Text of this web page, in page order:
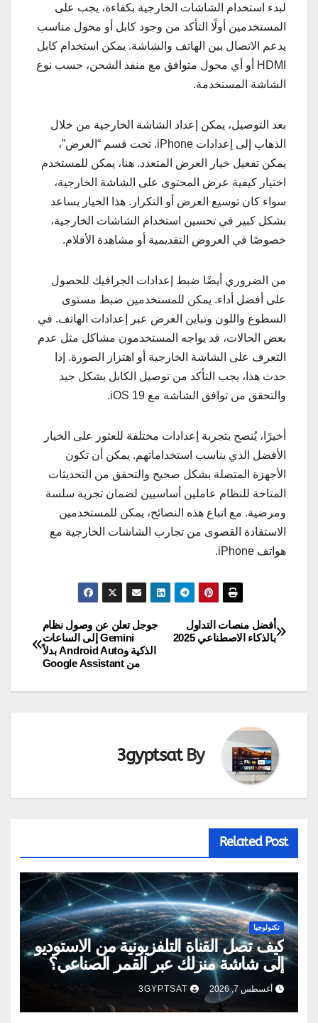
لبدء استخدام الشاشات الخارجية بكفاءة، يجب على
المستخدمين أولًا التأكد من وجود كابل أو محول مناسب
يدعم الاتصال بين الهاتف والشاشة. يمكن استخدام كابل
HDMI أو أي محول متوافق مع منفذ الشحن، حسب نوع
الشاشة المستخدمة.
بعد التوصيل، يمكن إعداد الشاشة الخارجية من خلال
الذهاب إلى إعدادات iPhone. تحت قسم “العرض”،
يمكن تفعيل خيار العرض المتعدد. هنا، يمكن للمستخدم
اختيار كيفية عرض المحتوى على الشاشة الخارجية،
سواء كان توسيع العرض أو التكرار. هذا الخيار يساعد
بشكل كبير في تحسين استخدام الشاشات الخارجية،
خصوصًا في العروض التقديمية أو مشاهدة الأفلام.
من الضروري أيضًا ضبط إعدادات الجرافيك للحصول
على أفضل أداء. يمكن للمستخدمين ضبط مستوى
السطوع واللون وتباين العرض عبر إعدادات الهاتف. في
بعض الحالات، قد يواجه المستخدمون مشاكل مثل عدم
التعرف على الشاشة الخارجية أو اهتزاز الصورة. إذا
حدث هذا، يجب التأكد من توصيل الكابل بشكل جيد
والتحقق من توافق الشاشة مع iOS 19.
أخيرًا، يُنصح بتجربة إعدادات مختلفة للعثور على الخيار
الأفضل الذي يناسب استخداماتهم. يمكن أن تكون
الأجهزة المتصلة بشكل صحيح والتحقق من التحديثات
المتاحة للنظام عاملين أساسيين لضمان تجربة سلسة
ومرضية. مع اتباع هذه النصائح، يمكن للمستخدمين
الاستفادة القصوى من تجارب الشاشات الخارجية مع
هواتف iPhone.
تصفّح
جوجل تعلن عن وصول نظام
Gemini إلى الساعات
الذكية وAndroid Auto بدلاً
من Google Assistant
أفضل منصات التداول
بالذكاء الاصطناعي 2025
By
3gyptsat
Related Post
تكنولوجيا
كيف تصل القناة التلفزيونية من الاستوديو
إلى شاشة منزلك عبر القمر الصناعي؟
أغسطس 7, 2026 3GYPTSAT